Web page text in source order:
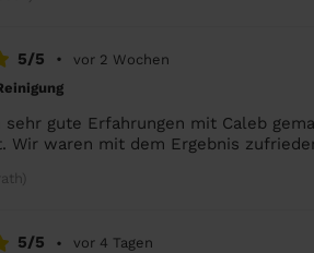
5/5 •
vor 2 Wochen
sehr gute Erfahrungen mit Caleb
Wir waren mit dem Ergebnis
5/5 •
vor 4 Tagen